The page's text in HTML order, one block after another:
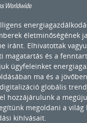
életminőségének
iránt. Elhivatottak
magatartás és a
ügyfeleinket
ma és a
globális
hozzájárulunk a
megoldani a világ
kihívásait.